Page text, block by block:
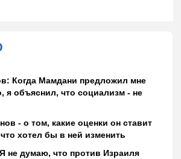
Когда Мамдани предложил мне
я объяснил, что социализм - не
- о том, какие оценки он ставит
хотел бы в ней изменить
не думаю, что против Израиля